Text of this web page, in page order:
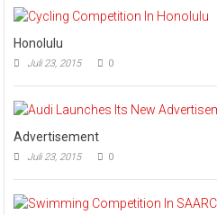
Honolulu
Juli 23, 2015 0
Advertisement
Juli 23, 2015 0